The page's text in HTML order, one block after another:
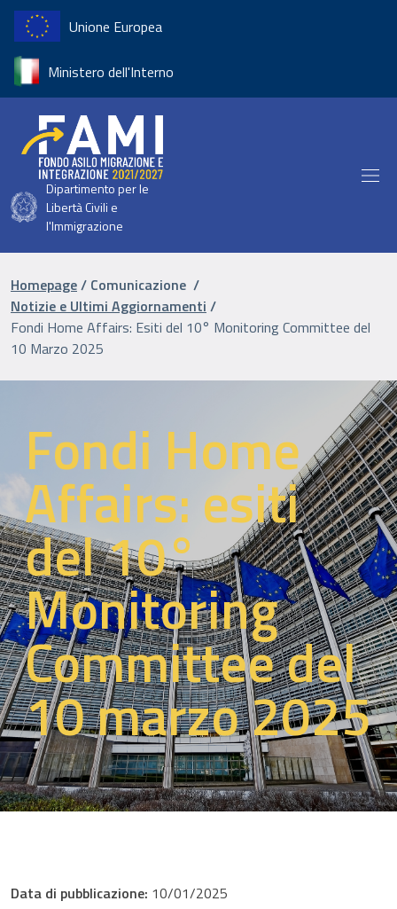
Salta al contenuto principale
Unione Europea
Ministero dell'Interno
Dipartimento per le
Libertà Civili e
l'Immigrazione
Briciole di pane
Homepage
Comunicazione
Notizie e Ultimi Aggiornamenti
Fondi Home Affairs: Esiti del 10° Monitoring Committee del
10 Marzo 2025
Fondi Home
Affairs: esiti
del 10°
Monitoring
Committee del
10 marzo 2025
Data di pubblicazione: 10/01/2025